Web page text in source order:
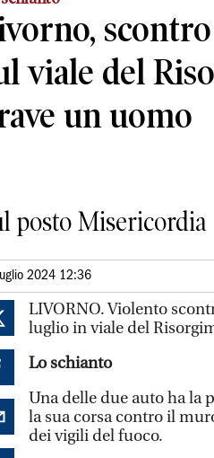
viale del
un uomo
posto
2024 12:36
LIVORNO. Violento
luglio in viale del
Lo schianto
Una delle due auto ha la
la sua corsa contro il
dei vigili del fuoco.